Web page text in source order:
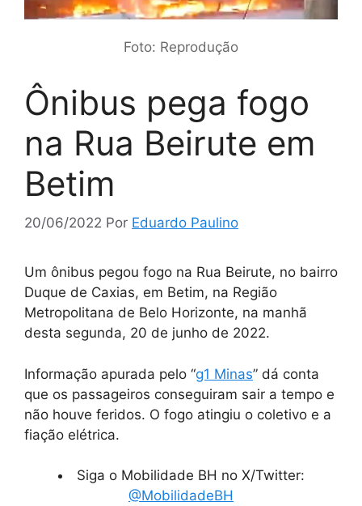
Foto: Reprodução
Ônibus pega fogo
na Rua Beirute em
Betim
20/06/2022 Por Eduardo Paulino
Um ônibus pegou fogo na Rua Beirute, no bairro
Duque de Caxias, em Betim, na Região
Metropolitana de Belo Horizonte, na manhã
desta segunda, 20 de junho de 2022.
Informação apurada pelo “g1 Minas” dá conta
que os passageiros conseguiram sair a tempo e
não houve feridos. O fogo atingiu o coletivo e a
fiação elétrica.
Siga o Mobilidade BH no X/Twitter:
@MobilidadeBH